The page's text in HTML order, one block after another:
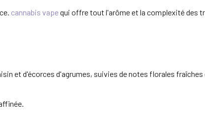
cannabis vapequi offre tout l'arôme et la complexité des
et d'écorces d'agrumes, suivies de notes florales fraîches